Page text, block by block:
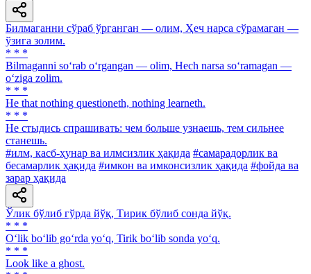
Билмаганни сўраб ўрганган — олим, Ҳеч нарса сўрамаган —
ўзига золим.
* * *
Bilmaganni so‘rab o‘rgangan — olim, Hech narsa so‘ramagan —
o‘ziga zolim.
* * *
He that nothing questioneth, nothing learneth.
* * *
He стыдись спрашивать: чем больше узнаешь, тем сильнее
станешь.
#илм, касб-ҳунар ва илмсизлик ҳақида #самарадорлик ва
бесамарлик ҳақида #имкон ва имконсизлик ҳақида #фойда ва
зарар ҳақида
Ўлик бўлиб гўрда йўқ, Тирик бўлиб сонда йўқ.
* * *
O‘lik bo‘lib go‘rda yo‘q, Tirik bo‘lib sonda yo‘q.
* * *
Look like a ghost.